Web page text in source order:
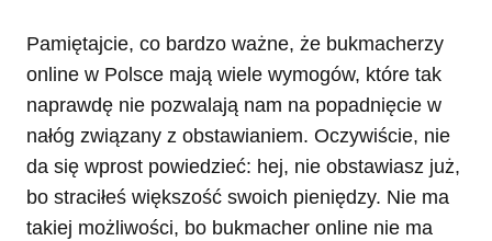
Pamiętajcie, co bardzo ważne, że bukmacherzy
online w Polsce mają wiele wymogów, które tak
naprawdę nie pozwalają nam na popadnięcie w
nałóg związany z obstawianiem. Oczywiście, nie
da się wprost powiedzieć: hej, nie obstawiasz już,
bo straciłeś większość swoich pieniędzy. Nie ma
takiej możliwości, bo bukmacher online nie ma